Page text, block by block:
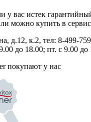
у вас истек
можно купить в
д.12, к.2, тел: 8-499-
до 18.00; пт. с 9.00 до
покупают у нас